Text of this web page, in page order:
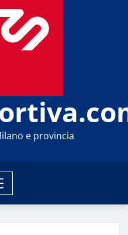
e provincia